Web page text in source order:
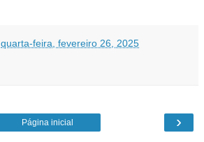
quarta-feira, fevereiro 26, 2025
›
Página inicial